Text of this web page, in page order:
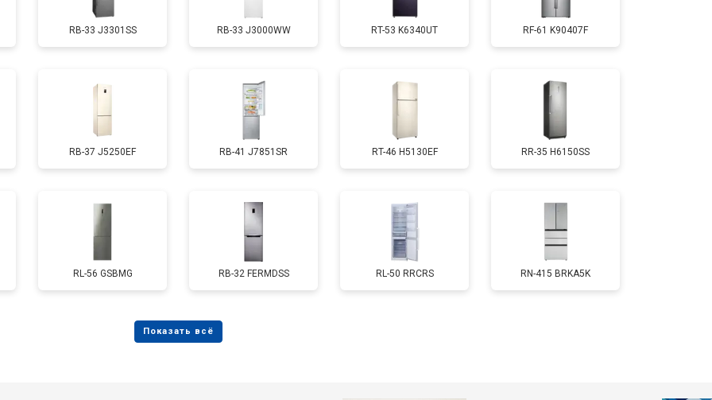
мейн платы) от 50 мин от 1700 ₽ Заказать
от 80 мин от 2550 ₽
от 50 мин от 1700 ₽ Заказать
от 130 мин от 4750 ₽
от 70 мин от 3650 ₽
от 80 мин
RB-33 J3301SS RB-33 J3000WW RT-53 K6340UT RF-61 K90407F
RB-37 J5250EF RB-41 J7851SR RT-46 H5130EF RR-35 H6150SS
RL-56 GSBMG RB-32 FERMDSS RL-50 RRCRS RN-415 BRKA5K